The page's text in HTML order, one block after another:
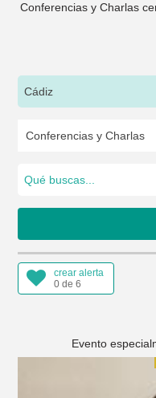
Conferencias y Charlas
Cádiz
Qué buscas...
crear alerta
0 de 6
Evento